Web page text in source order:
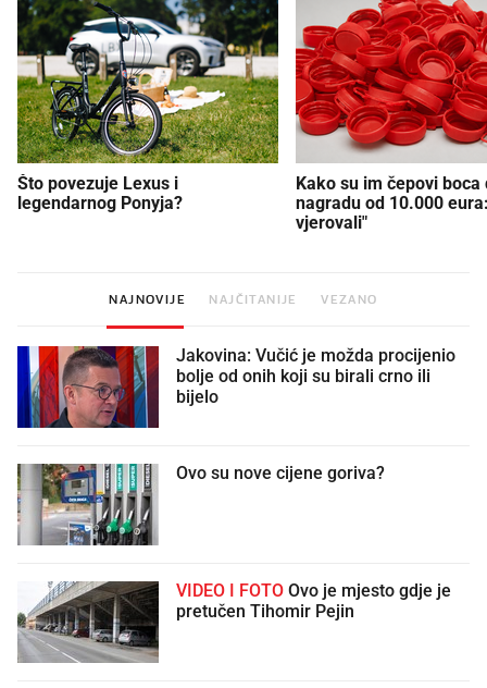
Što povezuje Lexus i
legendarnog Ponyja?
Kako su im čepovi boca
nagradu od 10.000
vjerovali"
NAJNOVIJE NAJČITANIJE VEZANO
Jakovina: Vučić je možda procijenio
bolje od onih koji su birali crno ili
bijelo
Ovo su nove cijene goriva?
VIDEO I FOTO
pretučen Tihomir Pejin